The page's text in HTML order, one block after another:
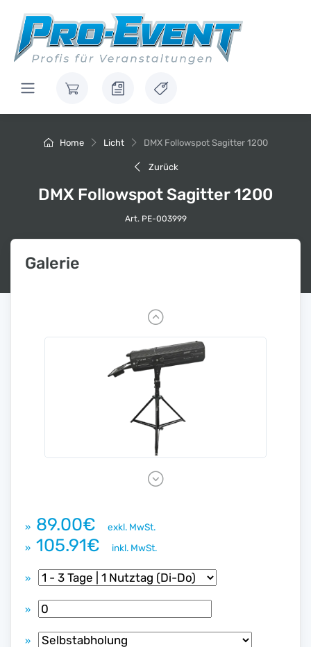
Home Licht DMX Followspot Sagitter 1200
Zurück
DMX Followspot Sagitter 1200
Art. PE-003999
Galerie
P
r
e
v
i
o
u
s
N
» 89.00€
exkl. MwSt.
» 105.91€ inkl. MwSt.
»
»
»